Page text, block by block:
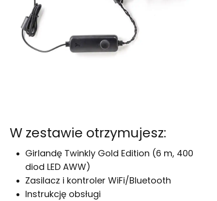
W zestawie otrzymujesz:
Girlandę Twinkly Gold Edition (6 m, 400
diod LED AWW)
Zasilacz i kontroler WiFi/Bluetooth
Instrukcję obsługi